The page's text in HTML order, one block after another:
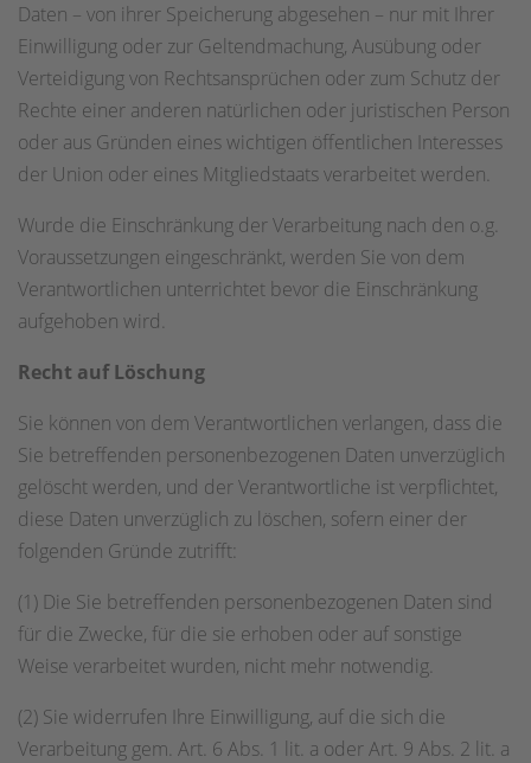
Daten – von ihrer Speicherung abgesehen – nur mit Ihrer
Einwilligung oder zur Geltendmachung, Ausübung oder
Verteidigung von Rechtsansprüchen oder zum Schutz der
Rechte einer anderen natürlichen oder juristischen Person
oder aus Gründen eines wichtigen öffentlichen Interesses
der Union oder eines Mitgliedstaats verarbeitet werden.
Wurde die Einschränkung der Verarbeitung nach den o.g.
Voraussetzungen eingeschränkt, werden Sie von dem
Verantwortlichen unterrichtet bevor die Einschränkung
aufgehoben wird.
Recht auf Löschung
Sie können von dem Verantwortlichen verlangen, dass die
Sie betreffenden personenbezogenen Daten unverzüglich
gelöscht werden, und der Verantwortliche ist verpflichtet,
diese Daten unverzüglich zu löschen, sofern einer der
folgenden Gründe zutrifft:
(1) Die Sie betreffenden personenbezogenen Daten sind
für die Zwecke, für die sie erhoben oder auf sonstige
Weise verarbeitet wurden, nicht mehr notwendig.
(2) Sie widerrufen Ihre Einwilligung, auf die sich die
Verarbeitung gem. Art. 6 Abs. 1 lit. a oder Art. 9 Abs. 2 lit. a